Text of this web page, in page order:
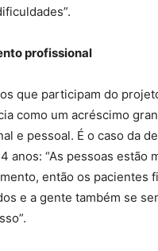
profissional
que participam do
como um acréscimo
e pessoal. É o caso da
anos: “As pessoas estão
então os pacientes
e a gente também se